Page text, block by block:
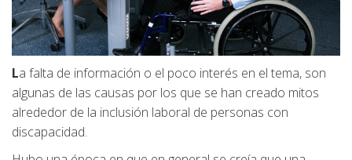
La falta de información o el poco interés en el tema, son
algunas de las causas por los que se han creado mitos
alrededor de la inclusión laboral de personas con
discapacidad.